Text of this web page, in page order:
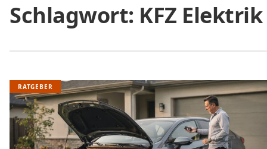
Schlagwort: KFZ Elektrik
RATGEBER